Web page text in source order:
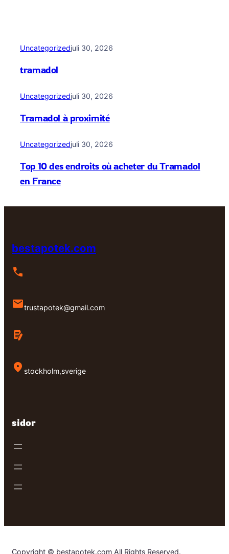
Uncategorizedjuli 30, 2026
tramadol
Uncategorizedjuli 30, 2026
Tramadol à proximité
Uncategorizedjuli 30, 2026
Top 10 des endroits où acheter du Tramadol
en France
bestapotek.com
trustapotek@gmail.com
stockholm,sverige
sidor
Copyright © bestapotek.com All Rights Reserved.